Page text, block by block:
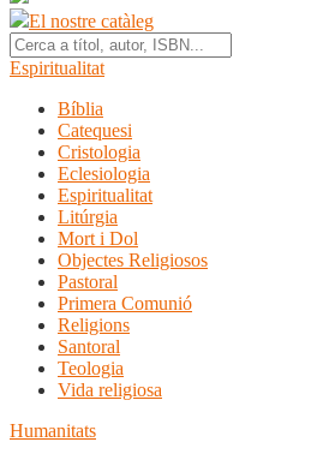
El nostre catàleg
Espiritualitat
Bíblia
Catequesi
Cristologia
Eclesiologia
Espiritualitat
Litúrgia
Mort i Dol
Objectes Religiosos
Pastoral
Primera Comunió
Religions
Santoral
Teologia
Vida religiosa
Humanitats